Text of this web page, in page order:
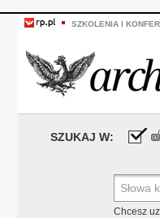
SZKOLENIA I
SZUKAJ W:
Chcesz